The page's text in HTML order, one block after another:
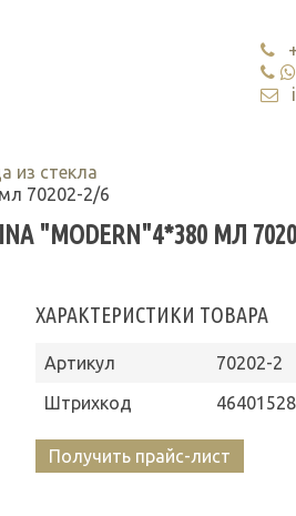
из стекла
70202-2/6
"MODERN"4*380 МЛ
ХАРАКТЕРИСТИКИ ТОВАРА
Артикул
70202-2
Штрихкод
Получить прайс-лист